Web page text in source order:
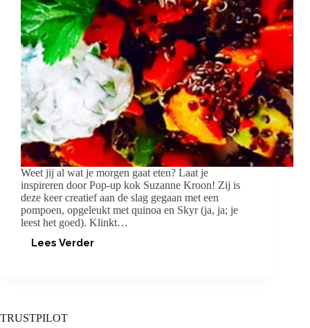
Weet jij al wat je morgen gaat eten? Laat je
inspireren door Pop-up kok Suzanne Kroon! Zij is
deze keer creatief aan de slag gegaan met een
pompoen, opgeleukt met quinoa en Skyr (ja, ja; je
leest het goed). Klinkt…
Lees VerderGEROOSTERDE
TRUSTPILOT